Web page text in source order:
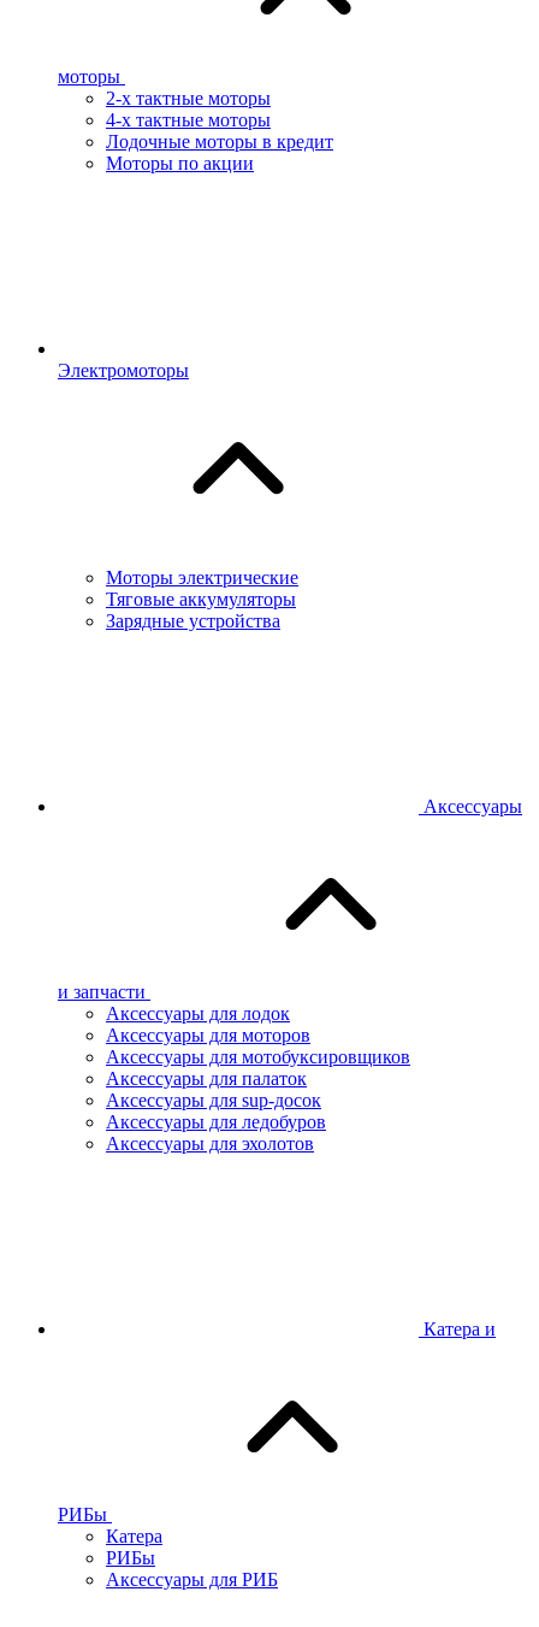
моторы
2-х тактные моторы
4-х тактные моторы
Лодочные моторы в кредит
Моторы по акции
Электромоторы
Моторы электрические
Тяговые аккумуляторы
Зарядные устройства
Аксессуары
и запчасти
Аксессуары для лодок
Аксессуары для моторов
Аксессуары для мотобуксировщиков
Аксессуары для палаток
Аксессуары для sup-досок
Аксессуары для ледобуров
Аксессуары для эхолотов
Катера и
РИБы
Катера
РИБы
Аксессуары для РИБ